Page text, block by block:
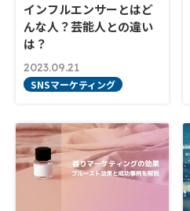
インフルエンサーとはど
んな人？芸能人との違い
は？
2023.09.21
SNSマーケティング